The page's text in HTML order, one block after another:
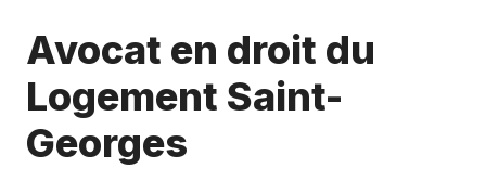
Avocat en droit du
Logement Saint-
Georges